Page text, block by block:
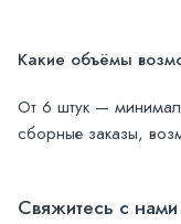
Какие объёмы
От 6 штук —
сборные заказы,
Свяжитесь с